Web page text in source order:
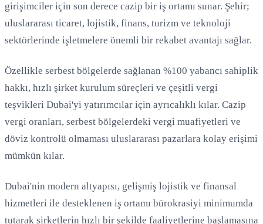
Yükleniyor...
girişimciler için son derece cazip bir iş ortamı sunar. Şehir;
uluslararası ticaret, lojistik, finans, turizm ve teknoloji
sektörlerinde işletmelere önemli bir rekabet avantajı sağlar.
Özellikle serbest bölgelerde sağlanan %100 yabancı sahiplik
hakkı, hızlı şirket kurulum süreçleri ve çeşitli vergi
teşvikleri Dubai'yi yatırımcılar için ayrıcalıklı kılar. Cazip
vergi oranları, serbest bölgelerdeki vergi muafiyetleri ve
döviz kontrolü olmaması uluslararası pazarlara kolay erişimi
mümkün kılar.
Dubai'nin modern altyapısı, gelişmiş lojistik ve finansal
hizmetleri ile desteklenen iş ortamı bürokrasiyi minimumda
tutarak şirketlerin hızlı bir şekilde faaliyetlerine başlamasına